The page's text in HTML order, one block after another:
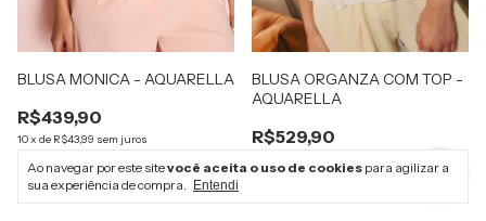
Ao navegar por este sitevocê aceita o uso de cookies para agilizar a
sua experiência de compra.
Entendi
BLUSA MONICA - AQUARELLA
R$439,90
10x de R$43,99 sem juros
R$417,91comPix
BLUSA ORGANZA COM TOP -
AQUARELLA
R$529,90